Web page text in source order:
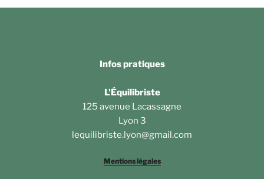
Infos pratiques
L'Équilibriste
125 avenue Lacassagne
Lyon 3
lequilibriste.lyon@gmail.com
Mentions légales